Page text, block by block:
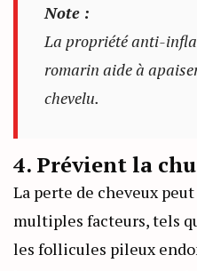
Note :
La propriété anti-
romarin aide à
chevelu.
4. Prévient la
La perte de cheveux
multiples facteurs, tels
les follicules pileux